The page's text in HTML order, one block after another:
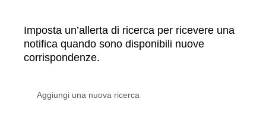
Imposta un’allerta di ricerca per ricevere una
notifica quando sono disponibili nuove
corrispondenze.